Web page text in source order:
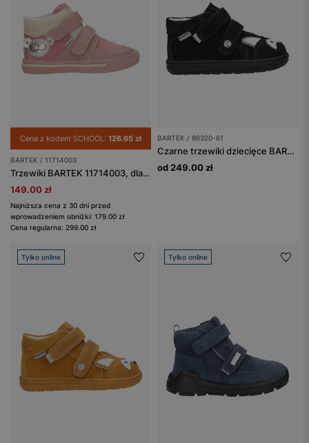
Cena z kodem SCHOOL: 126.65 zł
BARTEK / 11714003
Trzewiki BARTEK 11714003, dla dziewcząt, różowo-złoty
149.00 zł
Najniższa cena z 30 dni przed
wprowadzeniem obniżki: 179.00 zł
Cena regularna: 299.00 zł
BARTEK / 86320-61
Czarne trzewiki dziecięce BARTEK 86320-61
od 249.00 zł
Tylko online Tylko online